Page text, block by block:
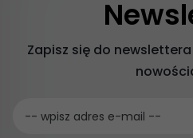
Zapisz się do
-- wpisz adres e-mail --